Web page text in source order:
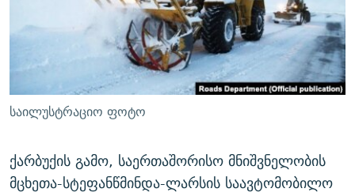
ᲛᲝᲚᲐᲞᲐᲠᲐᲙᲔ ᲢᲔᲥᲡᲢᲔᲑᲘ
ᲨᲘᲜ - ᲣᲪᲮᲝᲔᲗᲨᲘ
ᲚᲘᲢᲔᲠᲐᲢᲣᲠᲣᲚᲘ ᲬᲐᲮᲜᲐᲒᲔᲑᲘ
ᲐᲛᲔᲠᲘᲙᲣᲚᲘ ᲛᲝᲗᲮᲠᲝᲑᲐ
ᲩᲔᲛᲘ ᲡᲘᲙᲕᲓᲘᲚᲘᲡ ᲛᲘᲖᲔᲖᲘᲐ COVID-19
11 ᲬᲔᲚᲘ - 11 ᲐᲛᲑᲐᲕᲘ
ᲡᲐᲞᲐᲠᲚᲐᲛᲔᲜᲢᲝ ᲐᲠᲩᲔᲕᲜᲔᲑᲘᲡ ᲘᲡᲢᲝᲠᲘᲐ
ᲑᲐᲕᲨᲕᲔᲑᲘ ᲞᲠᲝᲡᲢᲘᲢᲣᲪᲘᲐᲨᲘ - ᲐᲛᲝᲣᲗᲥᲛᲔᲚᲘ ᲐᲛᲑᲐᲕᲘ
ᲐᲒᲕᲘᲡᲢᲝᲡ ᲝᲛᲘ
ПРИВЕТ ᲙᲣᲚᲢᲣᲠᲐ
რთე/რთ-ის ყველა საიტი
საილუსტრაციო ფოტო
ქარბუქის გამო, საერთაშორისო მნიშვნელობის
მცხეთა-სტეფანწმინდა-ლარსის საავტომობილო